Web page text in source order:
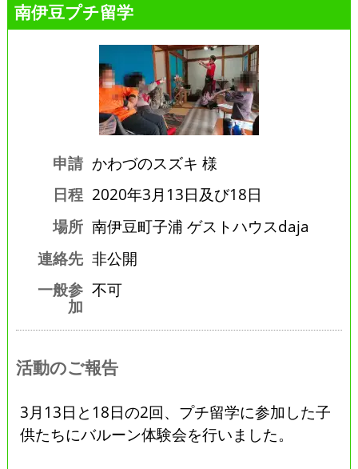
南伊豆プチ留学
申請 かわづのスズキ 様
日程 2020年3月13日及び18日
場所 南伊豆町子浦 ゲストハウスdaja
連絡先 非公開
一般参
加
不可
活動のご報告
3月13日と18日の2回、プチ留学に参加した子
供たちにバルーン体験会を行いました。